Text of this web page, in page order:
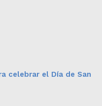
celebrar el Día de San